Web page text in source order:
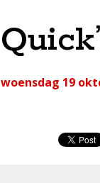
woensdag 19